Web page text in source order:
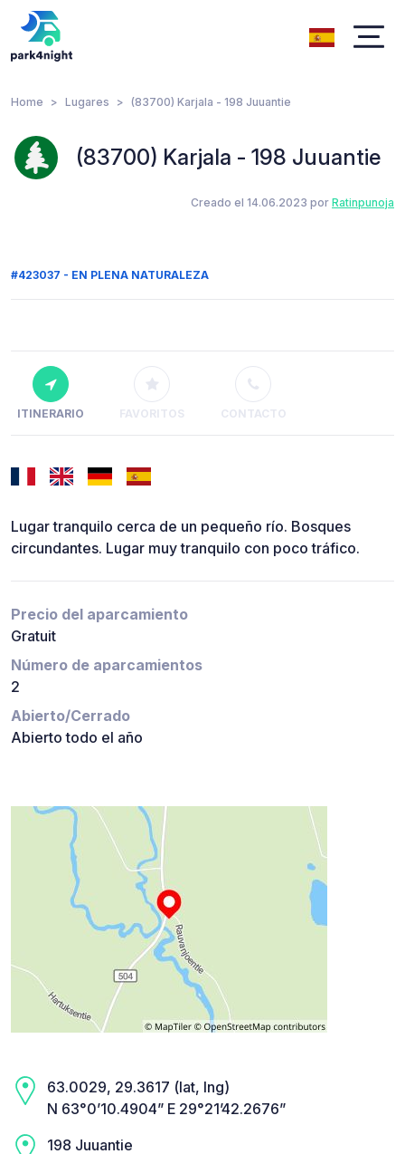
Home Lugares (83700) Karjala - 198 Juuantie
(83700) Karjala - 198 Juuantie
Creado el 14.06.2023 por Ratinpunoja
#423037 - EN PLENA NATURALEZA
ITINERARIO FAVORITOS CONTACTO
Lugar tranquilo cerca de un pequeño río. Bosques
circundantes. Lugar muy tranquilo con poco tráfico.
Precio del aparcamiento
Gratuit
Número de aparcamientos
2
Abierto/Cerrado
Abierto todo el año
63.0029, 29.3617 (lat, lng)
N 63°0’10.4904” E 29°21’42.2676”
198 Juuantie